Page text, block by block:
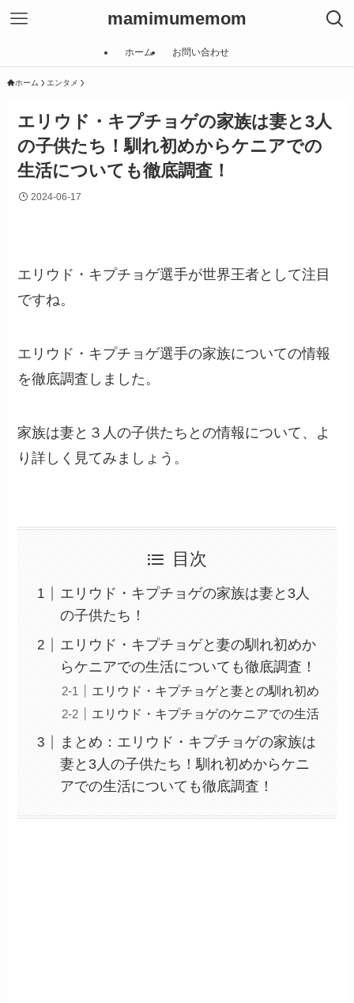
mamimumemom
ホーム お問い合わせ
ホーム エンタメ
エリウド・キプチョゲの家族は妻と3人
の子供たち！馴れ初めからケニアでの
生活についても徹底調査！
2024-06-17
エリウド・キプチョゲ選手が世界王者として注目
ですね。
エリウド・キプチョゲ選手の家族についての情報
を徹底調査しました。
家族は妻と３人の子供たちとの情報について、よ
り詳しく見てみましょう。
目次
エリウド・キプチョゲの家族は妻と3人
の子供たち！
エリウド・キプチョゲと妻の馴れ初めか
らケニアでの生活についても徹底調査！
エリウド・キプチョゲと妻との馴れ初め
エリウド・キプチョゲのケニアでの生活
まとめ：エリウド・キプチョゲの家族は
妻と3人の子供たち！馴れ初めからケニ
アでの生活についても徹底調査！